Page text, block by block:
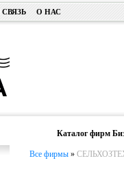
О НАС
Каталог фирм
Все фирмы»